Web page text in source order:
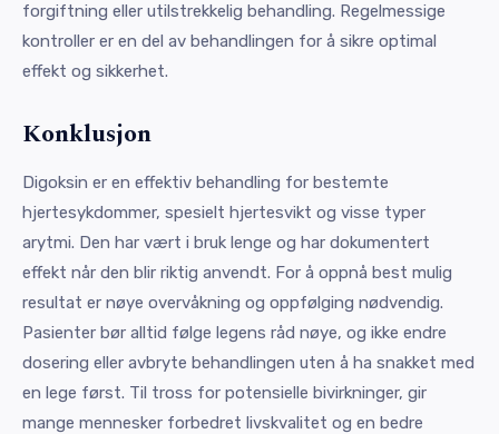
forgiftning eller utilstrekkelig behandling. Regelmessige
kontroller er en del av behandlingen for å sikre optimal
effekt og sikkerhet.
Konklusjon
Digoksin er en effektiv behandling for bestemte
hjertesykdommer, spesielt hjertesvikt og visse typer
arytmi. Den har vært i bruk lenge og har dokumentert
effekt når den blir riktig anvendt. For å oppnå best mulig
resultat er nøye overvåkning og oppfølging nødvendig.
Pasienter bør alltid følge legens råd nøye, og ikke endre
dosering eller avbryte behandlingen uten å ha snakket med
en lege først. Til tross for potensielle bivirkninger, gir
mange mennesker forbedret livskvalitet og en bedre